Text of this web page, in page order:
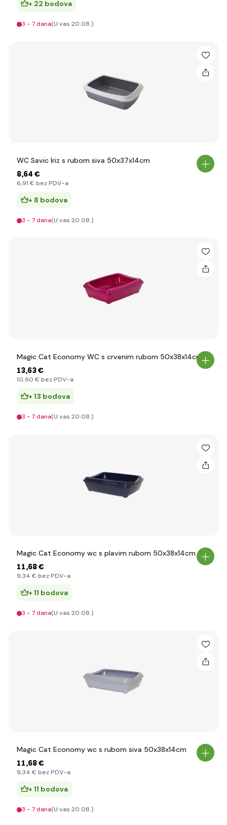
+ 22 bodova
3 - 7 dana(U vas 20.08.)
WC Savic Iriz s rubom siva 50x37x14cm
8,64 €
6,91 € bez PDV-a
+ 8 bodova
3 - 7 dana(U vas 20.08.)
Magic Cat Economy WC s crvenim rubom 50x38x14cm
13,63 €
10,90 € bez PDV-a
+ 13 bodova
3 - 7 dana(U vas 20.08.)
Magic Cat Economy wc s plavim rubom 50x38x14cm
11,68 €
9,34 € bez PDV-a
+ 11 bodova
3 - 7 dana(U vas 20.08.)
Magic Cat Economy wc s rubom siva 50x38x14cm
11,68 €
9,34 € bez PDV-a
+ 11 bodova
3 - 7 dana(U vas 20.08.)